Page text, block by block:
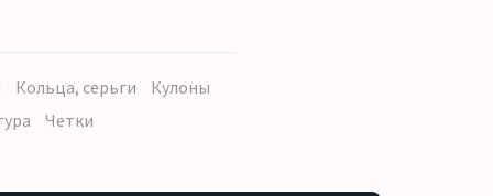
Кольца, серьги
Кулоны
Четки